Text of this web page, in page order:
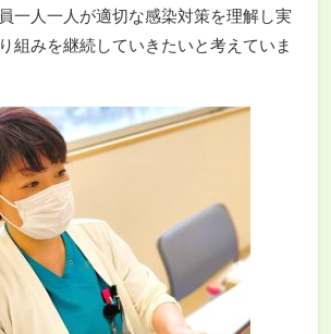
一人一人が適切な感染対策を理解し実
組みを継続していきたいと考えていま